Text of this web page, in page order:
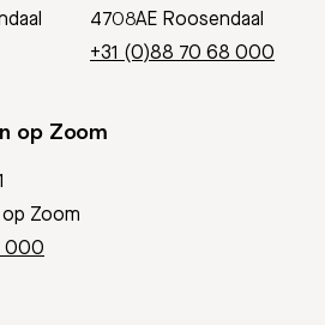
4708AE Roosendaal
+31 (0)88 70 68 000
op Zoom
Zoom
000